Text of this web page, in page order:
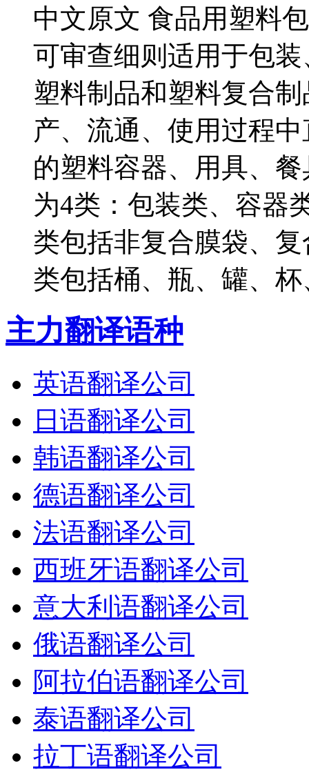
中文原文 食品用塑料
可审查细则适用于包
塑料制品和塑料复合
产、流通、使用过程
的塑料容器、用具、
为4类：包装类、容器
类包括非复合膜袋、
类包括桶、瓶、罐、
主力翻译语种
英语翻译公司
日语翻译公司
韩语翻译公司
德语翻译公司
法语翻译公司
西班牙语翻译公司
意大利语翻译公司
俄语翻译公司
阿拉伯语翻译公司
泰语翻译公司
拉丁语翻译公司